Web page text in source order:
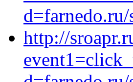
http://